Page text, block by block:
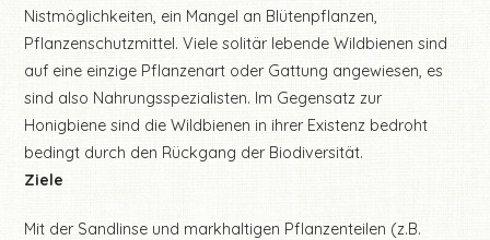
Nistmöglichkeiten, ein Mangel an Blütenpflanzen,
Pflanzenschutzmittel. Viele solitär lebende Wildbienen sind
auf eine einzige Pflanzenart oder Gattung angewiesen, es
sind also Nahrungsspezialisten. Im Gegensatz zur
Honigbiene sind die Wildbienen in ihrer Existenz bedroht
bedingt durch den Rückgang der Biodiversität.
Ziele
Mit der Sandlinse und markhaltigen Pflanzenteilen (z.B.